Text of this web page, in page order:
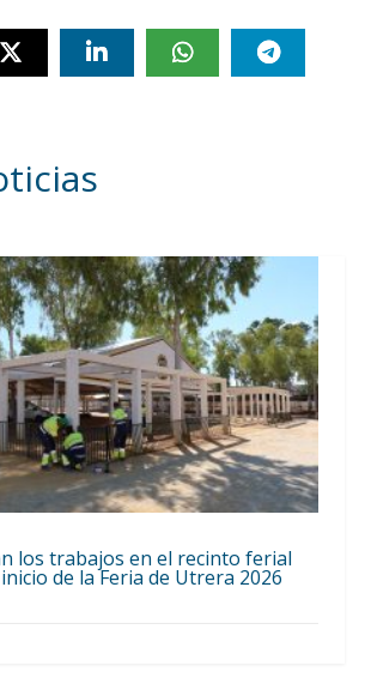
los trabajos en el recinto ferial
de la Feria de Utrera 2026